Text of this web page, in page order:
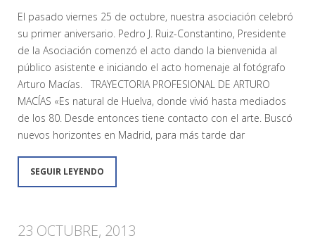
El pasado viernes 25 de octubre, nuestra asociación celebró
su primer aniversario. Pedro J. Ruiz-Constantino, Presidente
de la Asociación comenzó el acto dando la bienvenida al
público asistente e iniciando el acto homenaje al fotógrafo
Arturo Macías. TRAYECTORIA PROFESIONAL DE ARTURO
MACÍAS «Es natural de Huelva, donde vivió hasta mediados
de los 80. Desde entonces tiene contacto con el arte. Buscó
nuevos horizontes en Madrid, para más tarde dar
SEGUIR LEYENDO
23 OCTUBRE, 2013